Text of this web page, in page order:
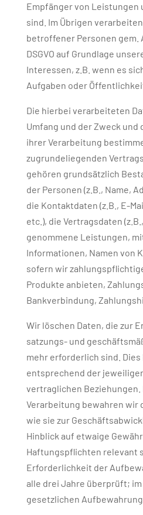
Empfänger von Leistungen
sind. Im Übrigen
betroffener Personen gem.
DSGVO auf Grundlage
Interessen, z.B. wenn es
Aufgaben oder
Die hierbei verarbeiteten
Umfang und der Zweck
ihrer Verarbeitung
zugrundeliegenden
gehören grundsätzlich
der Personen (z.B., Name,
die Kontaktdaten (z.B., E-
etc.), die Vertragsdaten
genommene Leistungen,
Informationen, Namen von
sofern wir
Produkte anbieten,
Bankverbindung,
Wir löschen Daten, die zur
satzungs- und
mehr erforderlich sind.
entsprechend der
vertraglichen
Verarbeitung bewahren wir
wie sie zur
Hinblick auf etwaige
Haftungspflichten relevant
Erforderlichkeit der
alle drei Jahre überprüft;
gesetzlichen